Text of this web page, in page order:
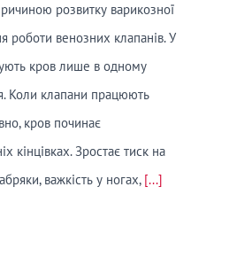
розвитку варикозної
роботи венозних клапанів. У
кров лише в одному
Коли клапани працюють
кров починає
кінцівках. Зростає тиск на
важкість у ногах, [...]